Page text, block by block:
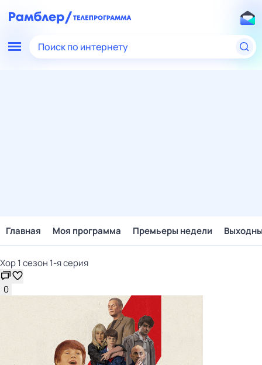
Поиск по интернету
Главная Моя программа Премьеры недели
Хор 1 сезон 1-я серия
0